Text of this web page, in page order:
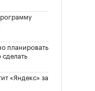
планировать
«Яндекс» за